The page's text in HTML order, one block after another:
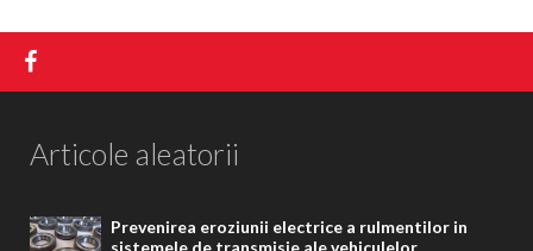
Articole aleatorii
Prevenirea eroziunii electrice a rulmentilor in
sistemele de transmisie ale vehiculelor